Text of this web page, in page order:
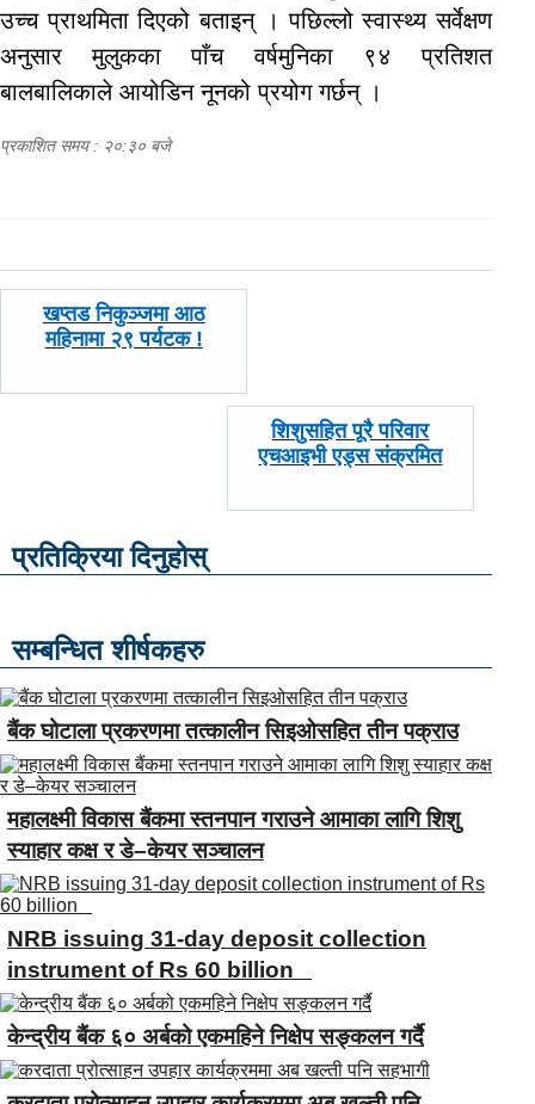
उच्च प्राथमिता दिएको बताइन् । पछिल्लो स्वास्थ्य सर्वेक्षण
अनुसार मुलुकका पाँच वर्षमुनिका ९४ प्रतिशत
बालबालिकाले आयोडिन नूनको प्रयोग गर्छन् ।
प्रकाशित समय : २०:३० बजे
पछिल्लाे
-
खप्तड निकुञ्जमा आठ
महिनामा २९ पर्यटक !
अघिल्लाे
-
शिशुसहित पूरै परिवार
एचआइभी एड्स संक्रमित
प्रतिक्रिया दिनुहोस्
सम्बन्धित शीर्षकहरु
बैंक घोटाला प्रकरणमा तत्कालीन सिइओसहित तीन पक्राउ
महालक्ष्मी विकास बैंकमा स्तनपान गराउने आमाका लागि शिशु
स्याहार कक्ष र डे–केयर सञ्चालन
NRB issuing 31-day deposit collection
instrument of Rs 60 billion
केन्द्रीय बैंक ६० अर्बको एकमहिने निक्षेप सङ्कलन गर्दै